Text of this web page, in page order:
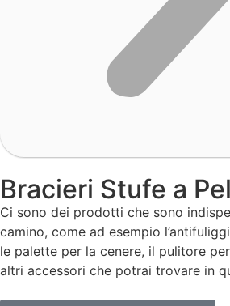
Bracieri Stufe a
Ci sono dei prodotti che sono
camino, come ad esempio
le palette per la cenere, il pulitore
altri accessori che potrai trovare in